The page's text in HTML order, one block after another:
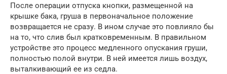
После операции отпуска кнопки, размещенной на
крышке бака, груша в первоначальное положение
возвращается не сразу. В ином случае это повлияло бы
на то, что слив был кратковременным. В правильном
устройстве это процесс медленного опускания груши,
полностью полой внутри. В ней имеется лишь воздух,
выталкивающий ее из седла.